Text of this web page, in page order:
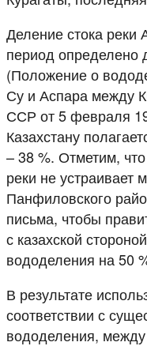
Деление стока реки
период определено
(Положение о
Су и Аспара между
ССР от 5 февраля
Казахстану
– 38 %. Отметим,
реки не устраивает
Панфиловского
письма, чтобы
с казахской
вододеления на 50
В результате
соответствии с
вододеления,